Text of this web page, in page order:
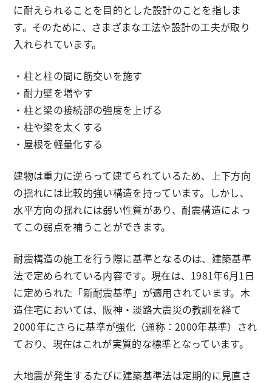
に耐えられることを目的とした設計のことを指しま
す。そのために、さまざまな工法や設計の工夫が取り
入れられています。
・柱と柱の間に筋交いを施す
・耐力壁を増やす
・柱と梁の接続部の強度を上げる
・柱や梁を太くする
・屋根を軽量化する
建物は重力に逆らって建てられているため、上下方向
の揺れには比較的強い構造を持っています。しかし、
水平方向の揺れには弱い性質があり、耐震構造によっ
てこの弱点を補うことができます。
耐震構造の施工を行う際に基準となるのは、建築基準
法で定められている内容です。現在は、1981年6月1日
に定められた「新耐震基準」が適用されています。木
造住宅においては、阪神・淡路大震災の教訓を経て
2000年にさらに基準が強化（通称：2000年基準）され
ており、現在はこれが実質的な標準となっています。
大地震が発生するたびに建築基準法は定期的に見直さ